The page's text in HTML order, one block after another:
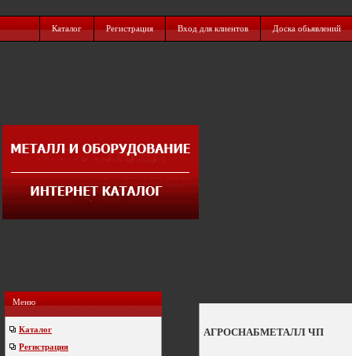
Каталог Регистрация Вход для клиентов Доска обьявлений
Меню
Каталог
Регистрация
АГРОСНАБМЕТАЛЛ ЧП